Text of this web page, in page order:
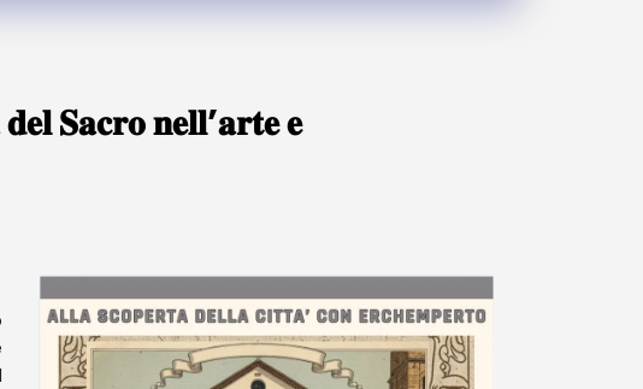
𝐒𝐚𝐜𝐫𝐨 𝐧𝐞𝐥𝐥’𝐚𝐫𝐭𝐞 𝐞